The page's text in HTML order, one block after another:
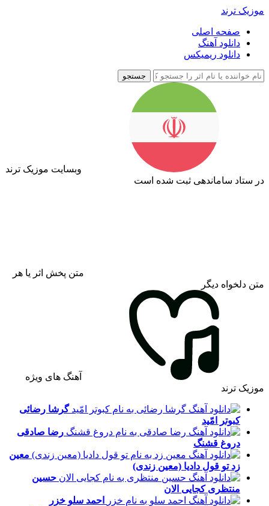
موزیک ترند
صفحه اصلی
دانلود آهنگ
دانلود ریمیکس
جستجو
وبسایت موزیک ترند
در ستاد ساماندهی ثبت شده است
متن پخش اثر یا هر
متن دلخواه دیگر
آهنگ های ویژه
موزیک ترند
گرشا رضائی
کبوتر امّید
رضا صادقی
دروغ قشنگ
معین
زدتو قول دادیا (معین زندی)
حسین
منتظریکجایی الان
احمد سلو خزر